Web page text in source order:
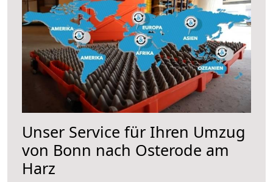
Unser Service für Ihren Umzug
von Bonn nach Osterode am
Harz